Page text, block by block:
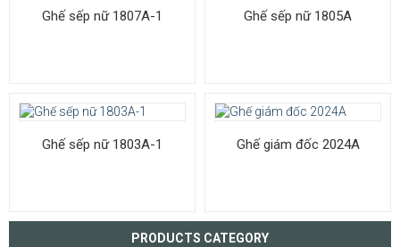
Ghế sếp nữ 1807A-1 Ghế sếp nữ 1805A
Ghế sếp nữ 1803A-1 Ghế giám đốc 2024A
PRODUCTS CATEGORY